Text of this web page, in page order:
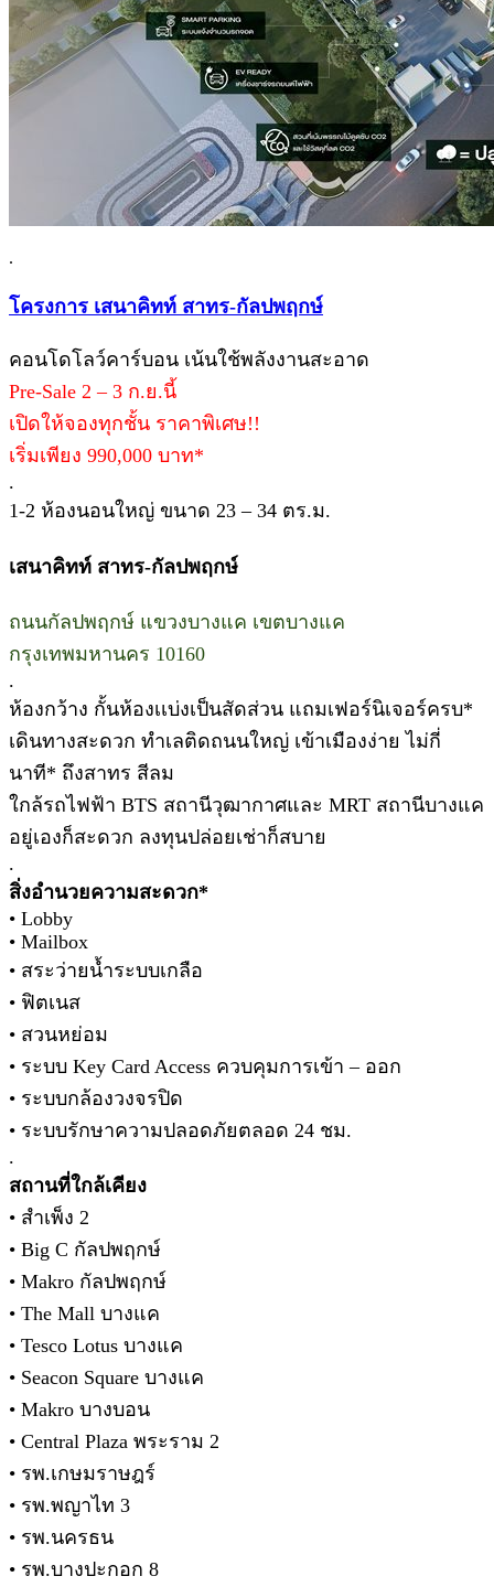
.
โครงการ เสนาคิทท์ สาทร-กัลปพฤกษ์
คอนโดโลว์คาร์บอน เน้นใช้พลังงานสะอาด
Pre-Sale 2 – 3 ก.ย.นี้
เปิดให้จองทุกชั้น ราคาพิเศษ!!
เริ่มเพียง 990,000 บาท*
.
1-2 ห้องนอนใหญ่ ขนาด 23 – 34 ตร.ม.
เสนาคิทท์ สาทร-กัลปพฤกษ์
ถนนกัลปพฤกษ์ แขวงบางแค เขตบางแค
กรุงเทพมหานคร 10160
.
ห้องกว้าง กั้นห้องเเบ่งเป็นสัดส่วน แถมเฟอร์นิเจอร์ครบ*
เดินทางสะดวก ทำเลติดถนนใหญ่ เข้าเมืองง่าย ไม่กี่
นาที* ถึงสาทร สีลม
ใกล้รถไฟฟ้า BTS สถานีวุฒากาศและ MRT สถานีบางแค
อยู่เองก็สะดวก ลงทุนปล่อยเช่าก็สบาย
.
สิ่งอำนวยความสะดวก*
• Lobby
• Mailbox
• สระว่ายน้ำระบบเกลือ
• ฟิตเนส
• สวนหย่อม
• ระบบ Key Card Access ควบคุมการเข้า – ออก
• ระบบกล้องวงจรปิด
• ระบบรักษาความปลอดภัยตลอด 24 ชม.
.
สถานที่ใกล้เคียง
• สำเพ็ง 2
• Big C กัลปพฤกษ์
• Makro กัลปพฤกษ์
• The Mall บางแค
• Tesco Lotus บางแค
• Seacon Square บางแค
• Makro บางบอน
• Central Plaza พระราม 2
• รพ.เกษมราษฎร์
• รพ.พญาไท 3
• รพ.นครธน
• รพ.บางปะกอก 8